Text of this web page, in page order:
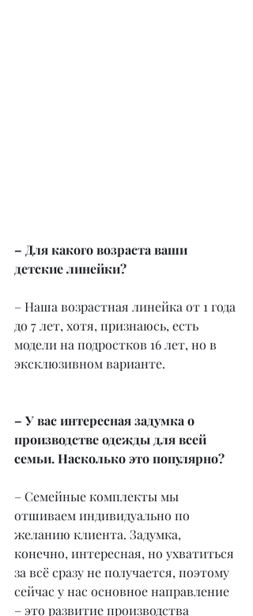
– Для какого возраста ваши
детские линейки?
– Наша возрастная линейка от 1 года
до 7 лет, хотя, признаюсь, есть
модели на подростков 16 лет, но в
эксклюзивном варианте.
– У вас интересная задумка о
производстве одежды для всей
семьи. Насколько это популярно?
– Семейные комплекты мы
отшиваем индивидуально по
желанию клиента. Задумка,
конечно, интересная, но ухватиться
за всё сразу не получается, поэтому
сейчас у нас основное направление
– это развитие производства